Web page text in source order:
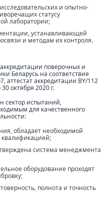
и опытно-
статусу
лаборатории;
устанавливающей
и методам их контроля.
поверочных и
Беларусь на соответствие
аккредитации BY/112
октября 2020 г.
сектор испытаний,
для качественного
обладает необходимой
квалификацией;
система менеджмента
оборудование проходят
полнота и точность